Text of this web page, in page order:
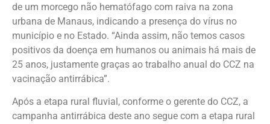
de um morcego não hematófago com raiva na zona
urbana de Manaus, indicando a presença do vírus no
município e no Estado. “Ainda assim, não temos casos
positivos da doença em humanos ou animais há mais de
25 anos, justamente graças ao trabalho anual do CCZ na
vacinação antirrábica”.
Após a etapa rural fluvial, conforme o gerente do CCZ, a
campanha antirrábica deste ano segue com a etapa rural